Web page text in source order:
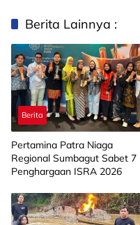
Berita Lainnya :
Berita
Pertamina Patra Niaga
Regional Sumbagut Sabet 7
Penghargaan ISRA 2026